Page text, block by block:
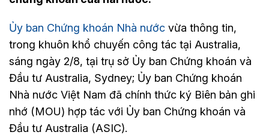
Ủy ban Chứng khoán Nhà nước vừa thông tin,
trong khuôn khổ chuyến công tác tại Australia,
sáng ngày 2/8, tại trụ sở Ủy ban Chứng khoán và
Đầu tư Australia, Sydney; Ủy ban Chứng khoán
Nhà nước Việt Nam đã chính thức ký Biên bản ghi
nhớ (MOU) hợp tác với Ủy ban Chứng khoán và
Đầu tư Australia (ASIC).